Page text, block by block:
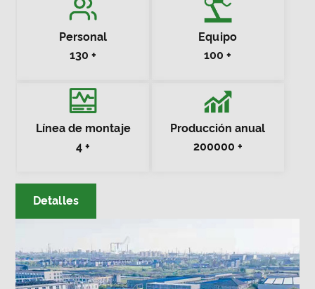
cilindros hidráulicos soldados, cilindros
Personal
130+
Equipo
100+
Línea de montaje
4+
Producción anual
200000 +
Detalles